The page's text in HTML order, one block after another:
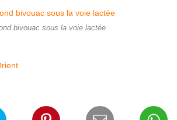
bivouac sous la voie lactée